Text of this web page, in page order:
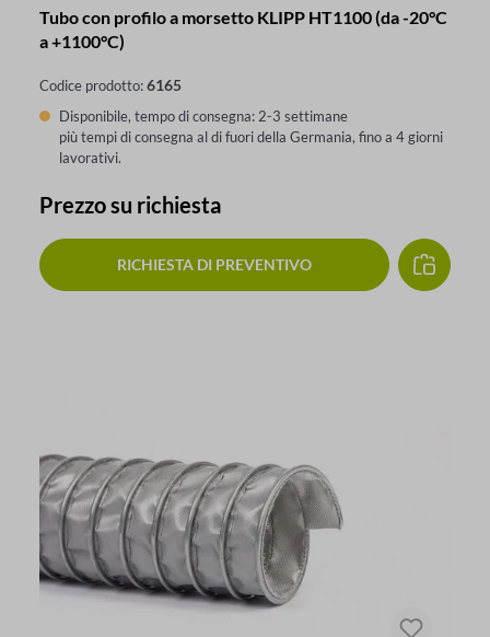
Tubo con profilo a morsetto KLIPP HT1100 (da -20°C
a +1100°C)
Codice prodotto:6165
Disponibile, tempo di consegna: 2-3 settimane
più tempi di consegna al di fuori della Germania, fino a 4 giorni
lavorativi.
Prezzo su richiesta
RICHIESTA DI PREVENTIVO